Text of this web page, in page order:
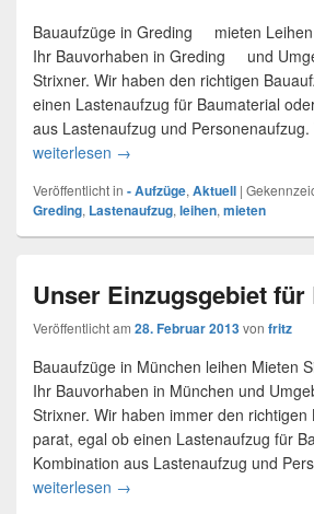
Bauaufzüge in Greding mieten Leihen
Ihr Bauvorhaben in Greding und
Strixner. Wir haben den richtigen
einen Lastenaufzug für Baumaterial
aus Lastenaufzug und Personenaufzug.
weiterlesen Bauaufzug für Greding mieten
→
Veröffentlicht in - Aufzüge, Aktuell |
Greding, Lastenaufzug, leihen, mieten
Unser Einzugsgebiet für
Veröffentlicht am 28. Februar 2013von fritz
Bauaufzüge in München leihen Mieten
Ihr Bauvorhaben in München und
Strixner. Wir haben immer den richtigen
parat, egal ob einen Lastenaufzug für
Kombination aus Lastenaufzug und
weiterlesen Unser Einzugsgebiet für
→